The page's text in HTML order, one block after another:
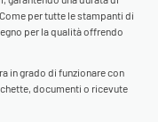
per tutte le stampanti di
per la qualità offrendo
in grado di funzionare con
documenti o ricevute